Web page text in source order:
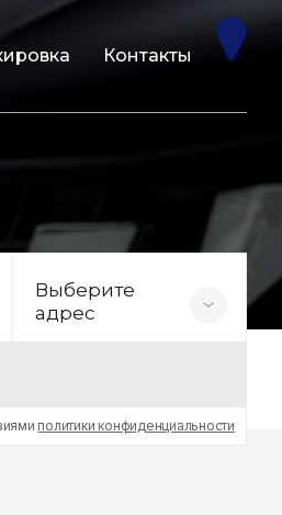
Контакты
Выберите
адрес
политики конфиденциальности